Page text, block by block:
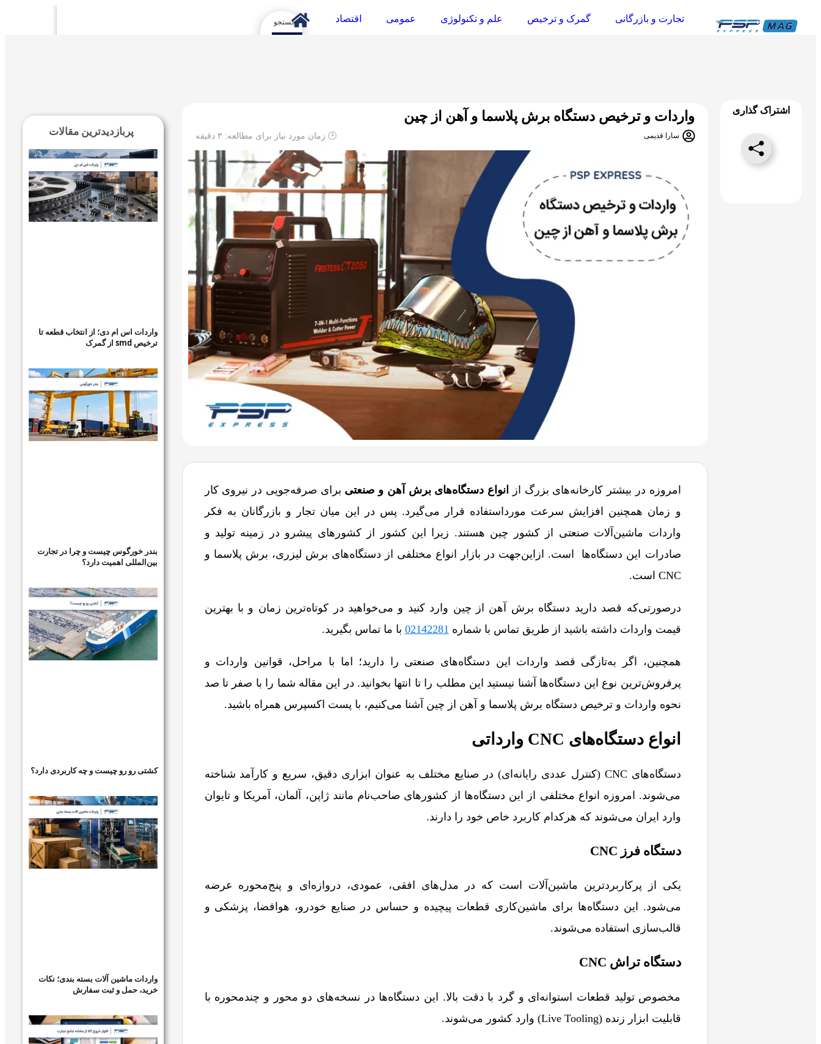
تجارت و بازرگانی گمرک و ترخیص علم و تکنولوژی عمومی اقتصاد
اشتراک گذاری واردات و ترخیص دستگاه برش پلاسما و آهن از چین
سارا قدیمی 🕒 زمان مورد نیاز برای مطالعه: ۳ دقیقه
امروزه در بیشتر کارخانه‌های بزرگ از انواع دستگاه‌های برش آهن و صنعتی برای صرفه‌جویی در نیروی کار
و زمان همچنین افزایش سرعت مورداستفاده قرار می‌گیرد. پس در این میان تجار و بازرگانان به فکر
واردات ماشین‌آلات صنعتی از کشور چین هستند. زیرا این کشور از کشورهای پیشرو در زمینه تولید و
صادرات این دستگاه‌ها است. ازاین‌جهت در بازار انواع مختلفی از دستگاه‌های برش لیزری، برش پلاسما و
CNC است.
درصورتی‌که قصد دارید دستگاه برش آهن از چین وارد کنید و می‌خواهید در کوتاه‌ترین زمان و با بهترین
قیمت واردات داشته باشید از طریق تماس با شماره 02142281 با ما تماس بگیرید.
همچنین، اگر به‌تازگی قصد واردات این دستگاه‌های صنعتی را دارید؛ اما با مراحل، قوانین واردات و
پرفروش‌ترین نوع این دستگاه‌ها آشنا نیستید این مطلب را تا انتها بخوانید. در این مقاله شما را با صفر تا صد
نحوه واردات و ترخیص دستگاه برش پلاسما و آهن از چین آشنا می‌کنیم، با پست اکسپرس همراه باشید.
انواع دستگاه‌های CNC وارداتی
دستگاه‌های CNC (کنترل عددی رایانه‌ای) در صنایع مختلف به‌ عنوان ابزاری دقیق، سریع و کارآمد شناخته
می‌شوند. امروزه انواع مختلفی از این دستگاه‌ها از کشورهای صاحب‌نام مانند ژاپن، آلمان، آمریکا و تایوان
وارد ایران می‌شوند که هرکدام کاربرد خاص خود را دارند.
دستگاه فرز CNC
یکی از پرکاربردترین ماشین‌آلات است که در مدل‌های افقی، عمودی، دروازه‌ای و پنج‌محوره عرضه
می‌شود. این دستگاه‌ها برای ماشین‌کاری قطعات پیچیده و حساس در صنایع خودرو، هوافضا، پزشکی و
قالب‌سازی استفاده می‌شوند.
دستگاه تراش CNC
مخصوص تولید قطعات استوانه‌ای و گرد با دقت بالا. این دستگاه‌ها در نسخه‌های دو محور و چندمحوره با
قابلیت ابزار زنده (Live Tooling) وارد کشور می‌شوند.
پربازدیدترین مقالات
واردات اس ام دی؛ از انتخاب قطعه تا
ترخیص smd از گمرک
بندر خورگوس چیست و چرا در تجارت
بین‌المللی اهمیت دارد؟
کشتی رو رو چیست و چه کاربردی دارد؟
واردات ماشین آلات بسته بندی؛ نکات
خرید، حمل و ثبت سفارش